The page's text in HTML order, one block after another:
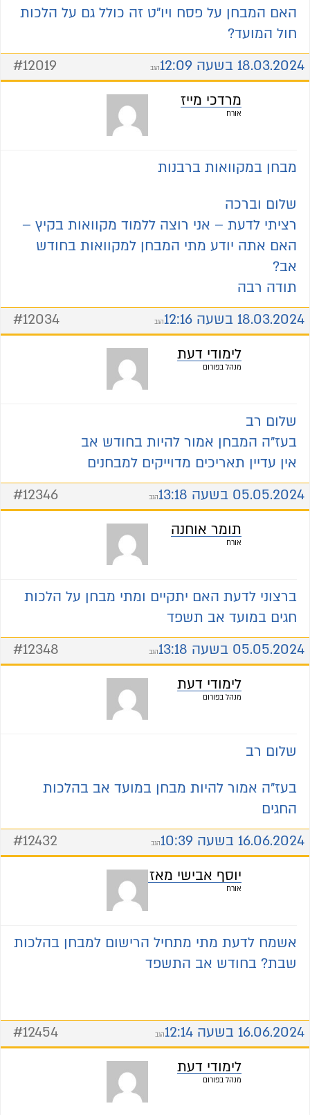
האם המבחן על פסח ויו"ט זה כולל גם על הלכות
חול המועד?
18.03.2024 בשעה 12:09
#12019 הגב
מרדכי מייז
אורח
מבחן במקוואות ברבנות
שלום וברכה
רציתי לדעת – אני רוצה ללמוד מקוואות בקיץ –
האם אתה יודע מתי המבחן למקוואות בחודש
אב?
תודה רבה
18.03.2024 בשעה 12:16
#12034 הגב
לימודי דעת
מנהל בפורום
שלום רב
בעז"ה המבחן אמור להיות בחודש אב
אין עדיין תאריכים מדוייקים למבחנים
05.05.2024 בשעה 13:18
#12346 הגב
תומר אוחנה
אורח
ברצוני לדעת האם יתקיים ומתי מבחן על הלכות
חגים במועד אב תשפד
05.05.2024 בשעה 13:18
#12348 הגב
לימודי דעת
מנהל בפורום
שלום רב
בעז"ה אמור להיות מבחן במועד אב בהלכות
החגים
16.06.2024 בשעה 10:39
#12432 הגב
יוסף אבישי מאזוז
אורח
אשמח לדעת מתי מתחיל הרישום למבחן בהלכות
שבת? בחודש אב התשפד
16.06.2024 בשעה 12:14 #12454 הגב
לימודי דעת
מנהל בפורום